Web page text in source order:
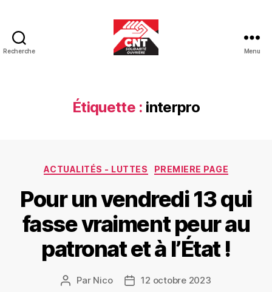
Recherche Menu
Étiquette : interpro
Catégories
ACTUALITÉS - LUTTES PREMIERE PAGE
Pour un vendredi 13 qui
fasse vraiment peur au
patronat et à l’État !
Auteur
Par Nico
Date12 octobre 2023